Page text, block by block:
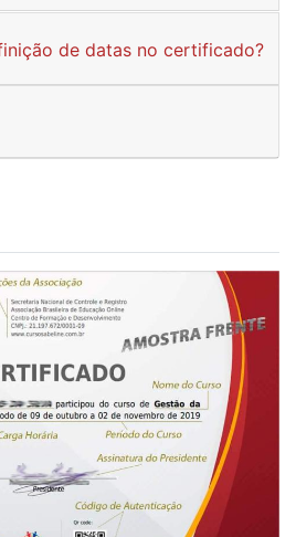
de datas no certificado?